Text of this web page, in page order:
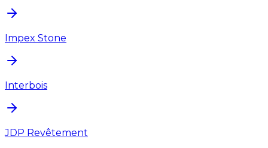
Impex Stone
Interbois
JDP Revêtement